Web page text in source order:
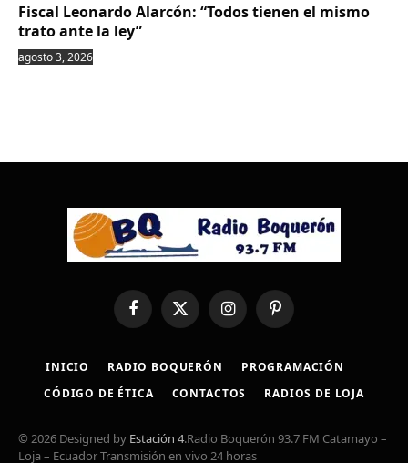
Fiscal Leonardo Alarcón: “Todos tienen el mismo
trato ante la ley”
agosto 3, 2026
FacebookX
(Twitter)
InstagramPinterest
INICIO RADIO BOQUERÓN
PROGRAMACIÓN
CÓDIGO DE ÉTICA
CONTACTOS RADIOS DE LOJA
© 2026 Designed by Estación 4.Radio Boquerón 93.7 FM Catamayo –
Loja – Ecuador Transmisión en vivo 24 horas